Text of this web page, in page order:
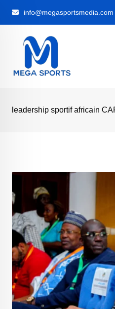
info@megasportsmedia.com
leadership sportif africain